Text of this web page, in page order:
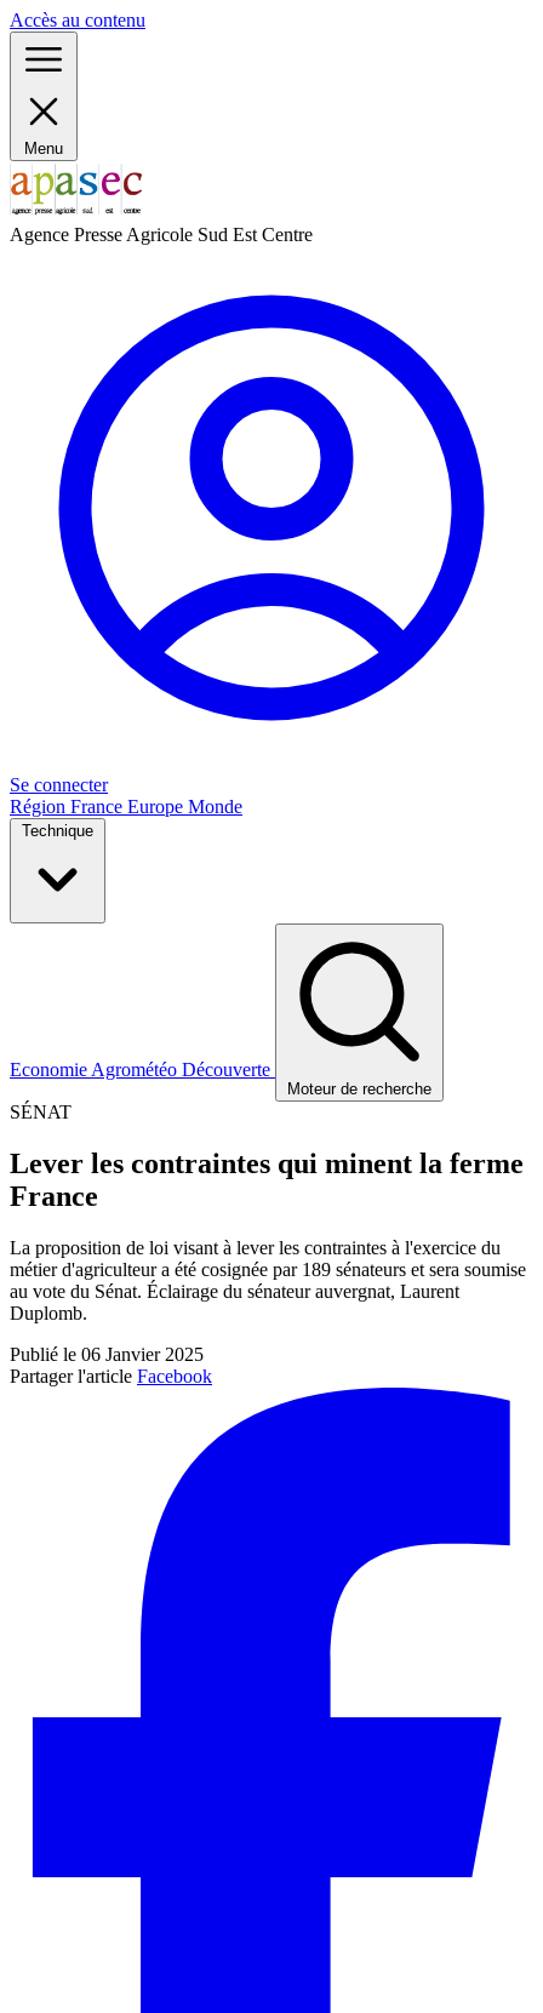
Accès au contenu
Menu
Agence Presse Agricole Sud Est Centre
Se connecter
Région France Europe Monde
Technique
Economie Agrométéo Découverte
Moteur de recherche
SÉNAT
Lever les contraintes qui minent la ferme
France
La proposition de loi visant à lever les contraintes à l'exercice du
métier d'agriculteur a été cosignée par 189 sénateurs et sera soumise
au vote du Sénat. Éclairage du sénateur auvergnat, Laurent
Duplomb.
Publié le 06 Janvier 2025
Partager l'article Facebook
Panneau de gestion des cookies